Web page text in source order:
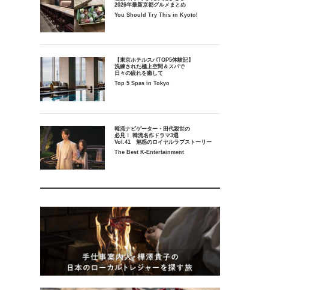
2026年最新京都グルメまとめ
You Should Try This in Kyoto!
【東京ホテルスパTOP5体験記】
洗練された極上空間＆スパで
日々の疲れを癒して
Top 5 Spas in Tokyo
韓流ナビゲーター・田代親世の
必見！ 韓流名作ドラマ3選
Vol.41 魅惑のロイヤルラブストーリー
The Best K-Entertainment